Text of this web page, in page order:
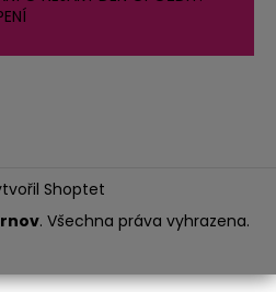
Shoptet
. Všechna práva vyhrazena.